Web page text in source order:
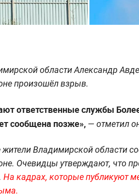
области Александр
произошёл взрыв.
ответственные службы
сообщена позже», — отметил
Владимирской области
Очевидцы утверждают, что
На кадрах, которые публикуют